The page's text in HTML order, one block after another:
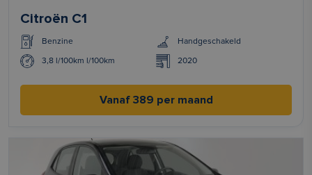
Citroën C1
Benzine Handgeschakeld
3,8 l/100km l/100km 2020
Vanaf 389 per maand